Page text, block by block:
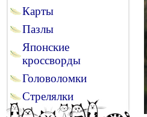
Карты
Пазлы
Японские
кроссворды
Головоломки
Стрелялки